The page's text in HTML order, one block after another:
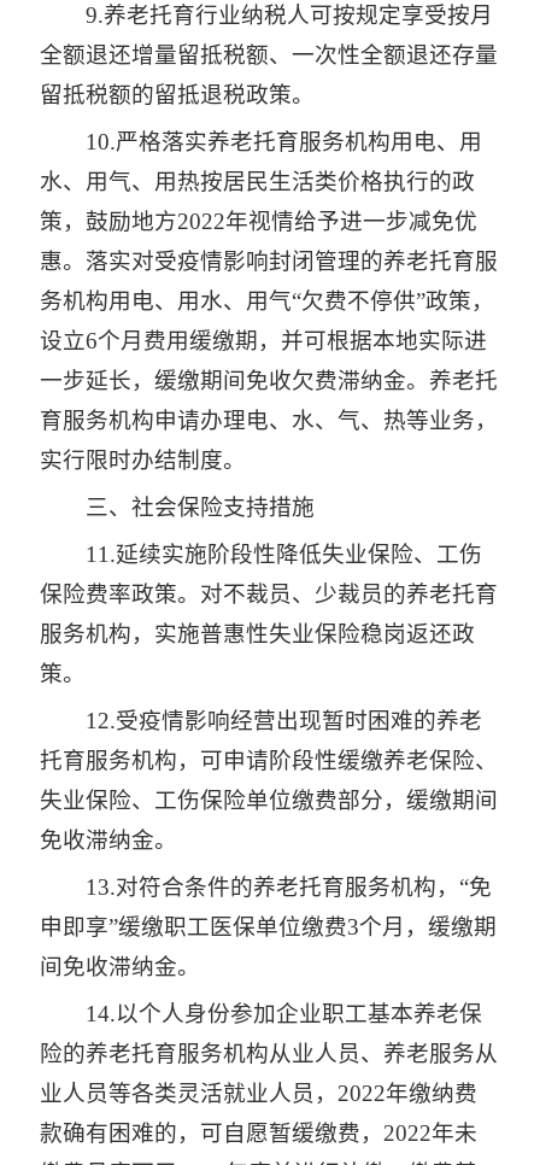
9.养老托育行业纳税人可按规定享受按月
全额退还增量留抵税额、一次性全额退还存量
留抵税额的留抵退税政策。
10.严格落实养老托育服务机构用电、用
水、用气、用热按居民生活类价格执行的政
策，鼓励地方2022年视情给予进一步减免优
惠。落实对受疫情影响封闭管理的养老托育服
务机构用电、用水、用气“欠费不停供”政策，
设立6个月费用缓缴期，并可根据本地实际进
一步延长，缓缴期间免收欠费滞纳金。养老托
育服务机构申请办理电、水、气、热等业务，
实行限时办结制度。
三、社会保险支持措施
11.延续实施阶段性降低失业保险、工伤
保险费率政策。对不裁员、少裁员的养老托育
服务机构，实施普惠性失业保险稳岗返还政
策。
12.受疫情影响经营出现暂时困难的养老
托育服务机构，可申请阶段性缓缴养老保险、
失业保险、工伤保险单位缴费部分，缓缴期间
免收滞纳金。
13.对符合条件的养老托育服务机构，“免
申即享”缓缴职工医保单位缴费3个月，缓缴期
间免收滞纳金。
14.以个人身份参加企业职工基本养老保
险的养老托育服务机构从业人员、养老服务从
业人员等各类灵活就业人员，2022年缴纳费
款确有困难的，可自愿暂缓缴费，2022年未